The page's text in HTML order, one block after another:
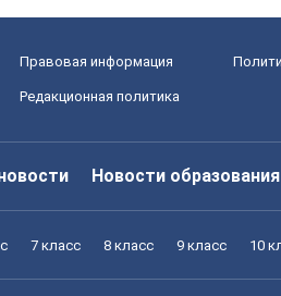
Правовая информация
Редакционная политика
Новости образования
7 класс 8 класс 9 класс 10